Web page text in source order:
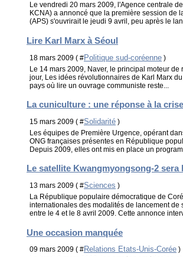
Le vendredi 20 mars 2009, l'Agence centrale
KCNA) a annoncé que la première session de
(APS) s'ouvrirait le jeudi 9 avril, peu après le
Lire Karl Marx à Séoul
18 mars 2009 ( #Politique sud-coréenne )
Le 14 mars 2009, Naver, le principal moteur
jour, Les idées révolutionnaires de Karl Marx
pays où lire un ouvrage communiste reste...
La cuniculture : une réponse à la
15 mars 2009 ( #Solidarité )
Les équipes de Première Urgence, opérant
ONG françaises présentes en République
Depuis 2009, elles ont mis en place un
Le satellite Kwangmyongsong-2 sera
13 mars 2009 ( #Sciences )
La République populaire démocratique de
internationales des modalités de lancement
entre le 4 et le 8 avril 2009. Cette annonce
Une occasion manquée
09 mars 2009 ( #Relations Etats-Unis-Corée )